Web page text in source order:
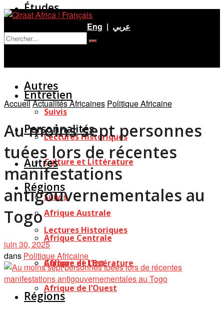
Études
Entretien
Autres
Suivis
Lectures Historiques
Culture et Littérature
Régions
Afrique Australe
Afrique Centrale
Afrique de l’Est
Afrique de l’Ouest
Entretien
Personnalités
Autres
Suivis
Lectures Historiques
Culture et Littérature
Régions
Eng | عربي
AccueilActualités Africaines Politique Africaine
Au moins sept personnes
tuées lors de récentes
manifestations
antigouvernementales au
Togo
juin 30, 2025
dans Politique Africaine